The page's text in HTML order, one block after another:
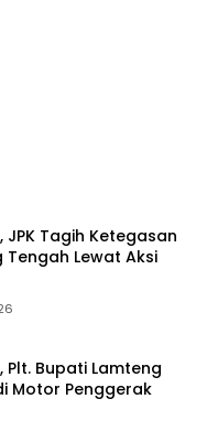
JPK Tagih Ketegasan
Tengah Lewat Aksi
Bupati Lamteng
Motor Penggerak